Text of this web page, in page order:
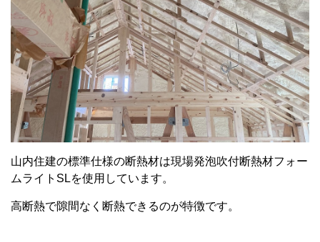
山内住建の標準仕様の断熱材は現場発泡吹付断熱材フォー
ムライトSLを使用しています。
高断熱で隙間なく断熱できるのが特徴です。